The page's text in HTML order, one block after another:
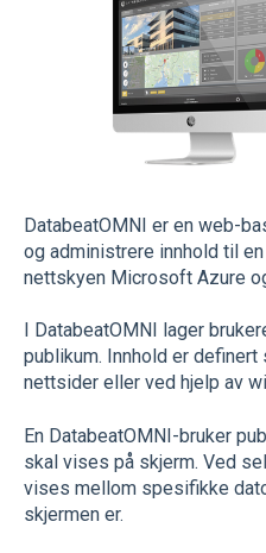
DatabeatOMNI er en web-
og administrere innhold til
nettskyen Microsoft Azure
I DatabeatOMNI lager
publikum. Innhold er
nettsider eller ved hjelp av
En DatabeatOMNI-bruker
skal vises på skjerm. Ved
vises mellom spesifikke
skjermen er.